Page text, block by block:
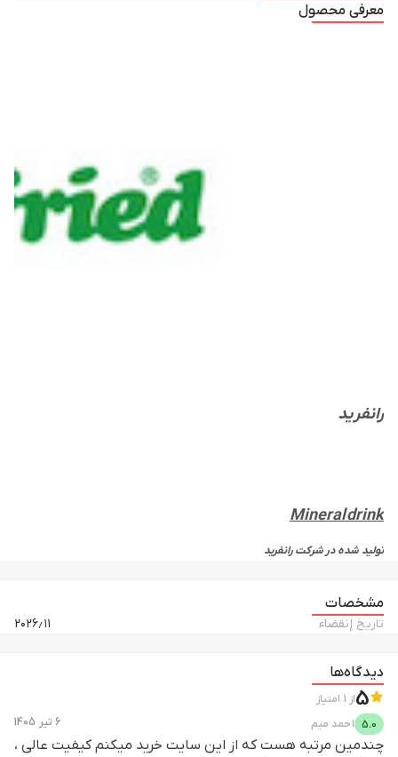
معرفی محصول
رانفرید
Mineraldrink
تولید شده در شرکترانفرید
مشخصات
تاریخ إنقضاء ۲۰۲۶٫۱۱
دیدگاه‌ها
5از 1 امتیاز
5.0 احمد میم 6 تیر 1405
چندمین مرتبه هست که از این سایت خرید میکنم کیفیت عالی ،